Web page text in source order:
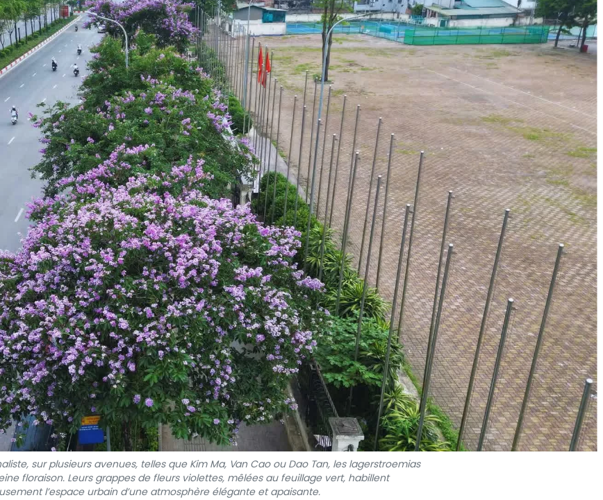
sur plusieurs avenues, telles que Kim Ma, Van Cao ou Dao Tan, les lagerstroemias
floraison. Leurs grappes de fleurs violettes, mêlées au feuillage vert, habillent
l’espace urbain d’une atmosphère élégante et apaisante.